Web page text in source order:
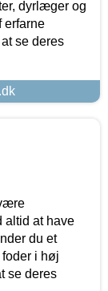
dyrlæger og
erfarne
se deres
altid at have
du et
i høj
se deres